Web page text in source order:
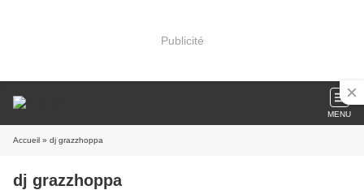
Publicité
MENU
Accueil » dj grazzhoppa
dj grazzhoppa